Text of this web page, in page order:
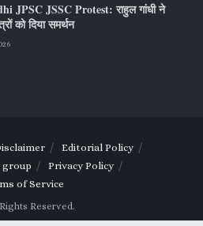
JPSC JSSC Protest: राहुल गांधी ने
को दिया समर्थन
Editorial Policy
group
Privacy Policy
of Service
Reserved.